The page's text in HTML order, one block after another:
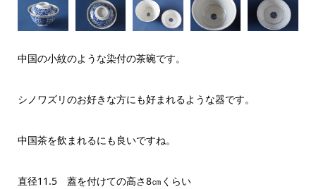
中国の小紋のような染付の茶碗です。
シノワズリのお好きな方にも好まれるような器です。
中国茶を飲まれるにも良いですね。
直径11.5 蓋を付けての高さ8㎝くらい